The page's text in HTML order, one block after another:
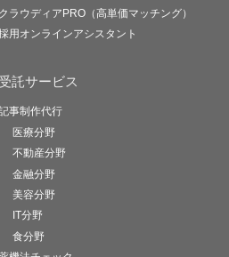
クラウディアPRO（高単価マッチング）
用オンラインアシスタント
受託サービス
事制作代行
医療分野
不動産分野
金融分野
美容分野
IT分野
食分野